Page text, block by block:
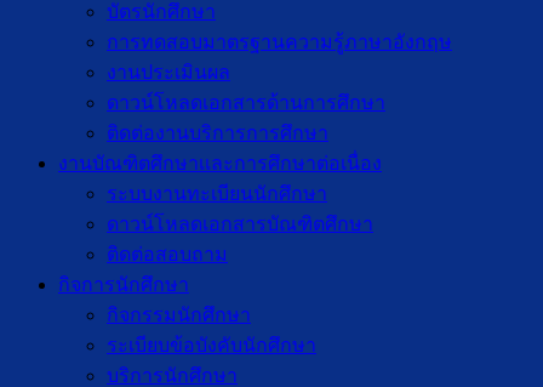
บัตรนักศึกษา
การทดสอบมาตรฐานความรู้ภาษาอังกฤษ
งานประเมินผล
ดาวน์โหลดเอกสารด้านการศึกษา
ติดต่องานบริการการศึกษา
งานบัณฑิตศึกษาเเละการศึกษาต่อเนื่อง
ระบบงานทะเบียนนักศึกษา
ดาวน์โหลดเอกสารบัณฑิตศึกษา
ติดต่อสอบถาม
กิจการนักศึกษา
กิจกรรมนักศึกษา
ระเบียบข้อบังคับนักศึกษา
บริการนักศึกษา